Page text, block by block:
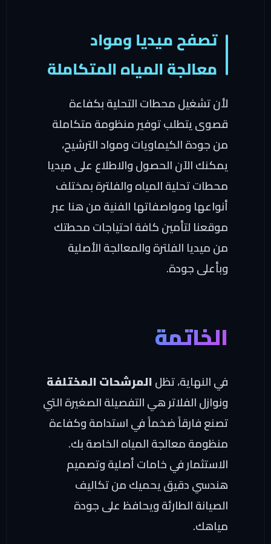
تصفح ميديا ومواد
معالجة المياه المتكاملة
لأن تشغيل محطات التحلية بكفاءة
قصوى يتطلب توفير منظومة متكاملة
من جودة الكيماويات ومواد الترشيح،
يمكنك الآن الحصول والاطلاع على ميديا
محطات تحلية المياه والفلترة بمختلف
أنواعها ومواصفاتها الفنيةمن هنا عبر
موقعنا لتأمين كافة احتياجات محطتك
من ميديا الفلترة والمعالجة الأصلية
وبأعلى جودة.
الخاتمة
في النهاية، تظلالمرشحات المختلفة
ونوازل الفلاتر هي التفصيلة الصغيرة التي
تصنع فارقاً ضخماً في استدامة وكفاءة
منظومة معالجة المياه الخاصة بك.
الاستثمار في خامات أصلية وتصميم
هندسي دقيق يحميك من تكاليف
الصيانة الطارئة ويحافظ على جودة
مياهك.